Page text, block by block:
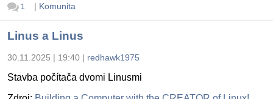
1 | Komunita
Linus a Linus
30.11.2025 | 19:40 | redhawk1975
Stavba počítača dvomi Linusmi